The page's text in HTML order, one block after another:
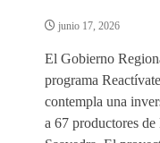
junio 17, 2026
El Gobierno
programa
contempla una
a 67 productores